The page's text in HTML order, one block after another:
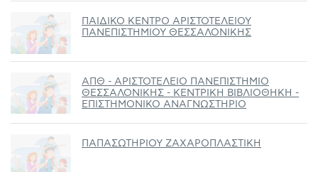
ΠΑΙΔΙΚΟ ΚΕΝΤΡΟ ΑΡΙΣΤΟΤΕΛΕΙΟΥ
ΠΑΝΕΠΙΣΤΗΜΙΟΥ ΘΕΣΣΑΛΟΝΙΚΗΣ
ΑΠΘ - ΑΡΙΣΤΟΤΕΛΕΙΟ ΠΑΝΕΠΙΣΤΗΜΙΟ
ΘΕΣΣΑΛΟΝΙΚΗΣ - ΚΕΝΤΡΙΚΗ ΒΙΒΛΙΟΘΗΚΗ -
ΕΠΙΣΤΗΜΟΝΙΚΟ ΑΝΑΓΝΩΣΤΗΡΙΟ
ΠΑΠΑΣΩΤΗΡΙΟΥ ΖΑΧΑΡΟΠΛΑΣΤΙΚΗ